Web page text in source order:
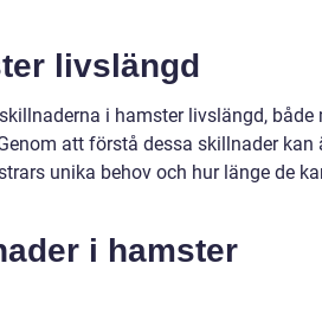
livslängd
i hamster livslängd, både
att förstå dessa skillnader kan
unika behov och hur länge de
i hamster